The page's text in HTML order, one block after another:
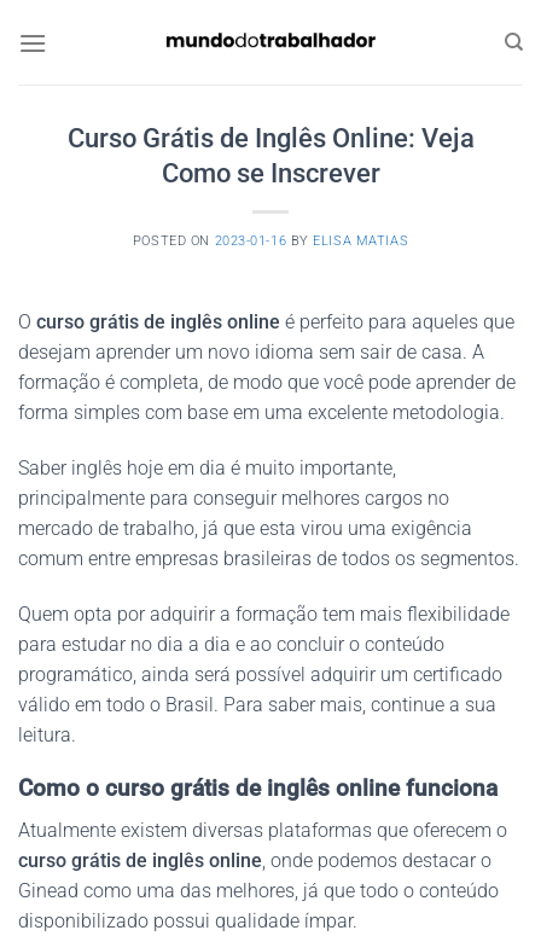
Curso Grátis de Inglês Online: Veja
Como se Inscrever
POSTED ON 2023-01-16 BY ELISA MATIAS
O curso grátis de inglês online é perfeito para aqueles que
desejam aprender um novo idioma sem sair de casa. A
formação é completa, de modo que você pode aprender de
forma simples com base em uma excelente metodologia.
Saber inglês hoje em dia é muito importante,
principalmente para conseguir melhores cargos no
mercado de trabalho, já que esta virou uma exigência
comum entre empresas brasileiras de todos os segmentos.
Quem opta por adquirir a formação tem mais flexibilidade
para estudar no dia a dia e ao concluir o conteúdo
programático, ainda será possível adquirir um certificado
válido em todo o Brasil. Para saber mais, continue a sua
leitura.
Como o curso grátis de inglês online funciona
Atualmente existem diversas plataformas que oferecem o
curso grátis de inglês online, onde podemos destacar o
Ginead como uma das melhores, já que todo o conteúdo
disponibilizado possui qualidade ímpar.